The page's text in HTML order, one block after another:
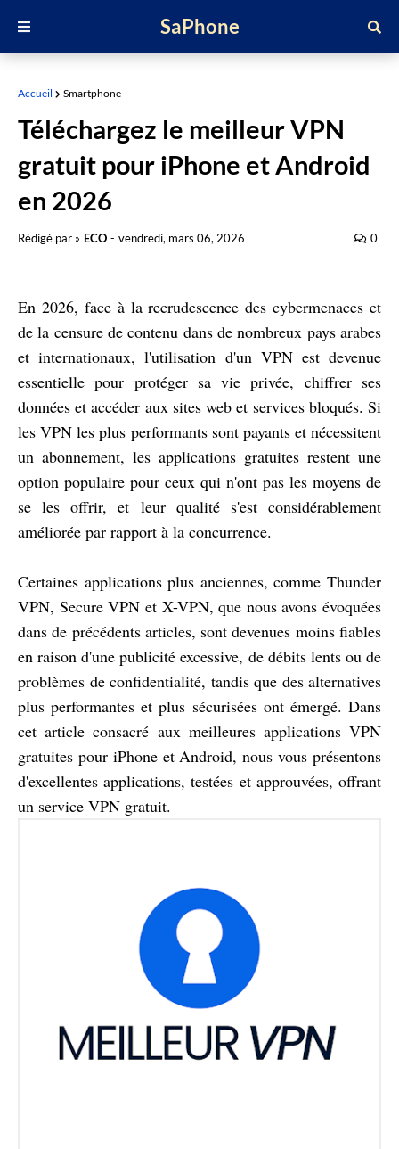
SaPhone
Accueil Smartphone
Téléchargez le meilleur VPN
gratuit pour iPhone et Android
en 2026
Rédigé par » ECO - vendredi, mars 06, 2026 0
En 2026, face à la recrudescence des cybermenaces et
de la censure de contenu dans de nombreux pays arabes
et internationaux, l'utilisation d'un VPN est devenue
essentielle pour protéger sa vie privée, chiffrer ses
données et accéder aux sites web et services bloqués. Si
les VPN les plus performants sont payants et nécessitent
un abonnement, les applications gratuites restent une
option populaire pour ceux qui n'ont pas les moyens de
se les offrir, et leur qualité s'est considérablement
améliorée par rapport à la concurrence.
Certaines applications plus anciennes, comme Thunder
VPN, Secure VPN et X-VPN, que nous avons évoquées
dans de précédents articles, sont devenues moins fiables
en raison d'une publicité excessive, de débits lents ou de
problèmes de confidentialité, tandis que des alternatives
plus performantes et plus sécurisées ont émergé. Dans
cet article consacré aux meilleures applications VPN
gratuites pour iPhone et Android, nous vous présentons
d'excellentes applications, testées et approuvées, offrant
un service VPN gratuit.